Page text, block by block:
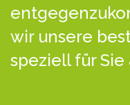
wir unsere
speziell für Sie